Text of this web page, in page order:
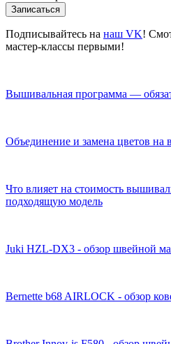
Записаться
Подписывайтесь на наш VK!
мастер-классы первыми!
Вышивальная программа —
Объединение и замена цветов
Что влияет на стоимость
подходящую модель
Juki HZL-DX3 - обзор швейной
Bernette b68 AIRLOCK - обзор